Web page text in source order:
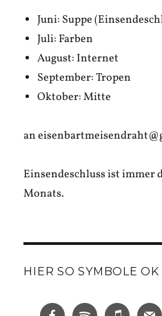
Juni: Suppe
Juli: Farben
August: Internet
September: Tropen
Oktober: Mitte
an
Einsendeschluss ist immer
Monats.
HIER SO SYMBOLE OK